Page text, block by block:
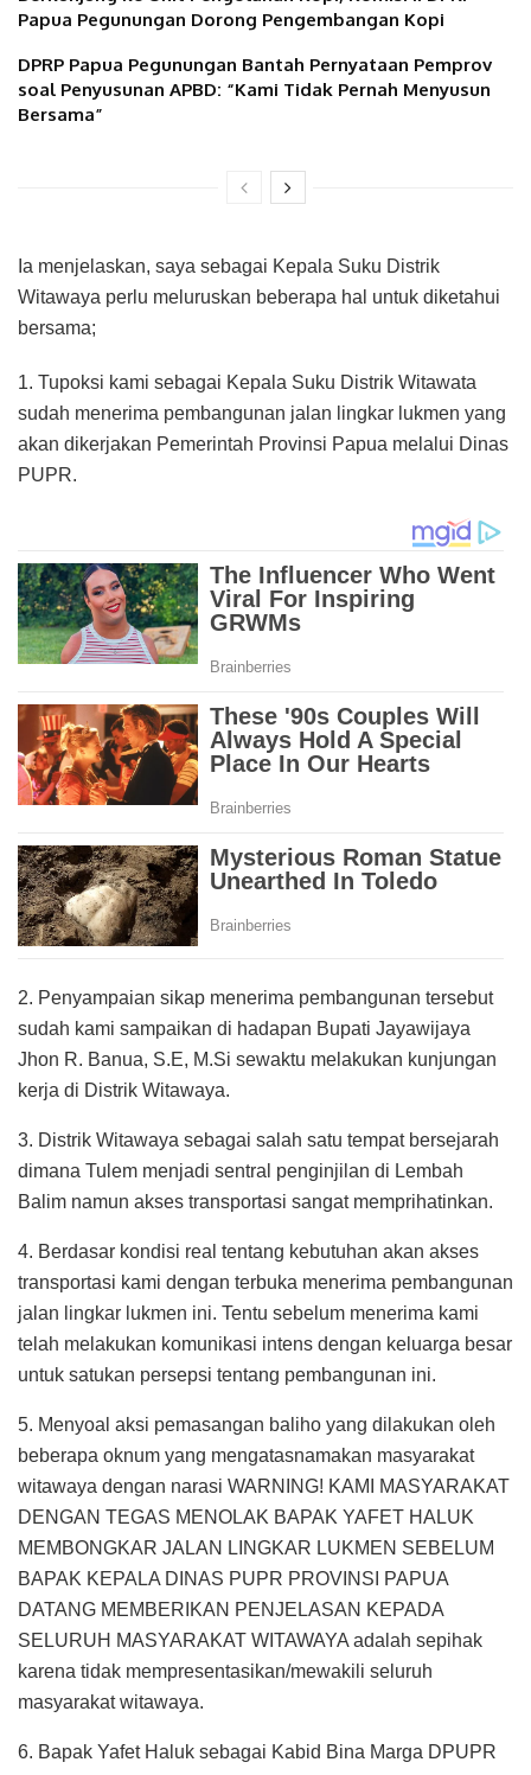
Papua Pegunungan Dorong Pengembangan Kopi
DPRP Papua Pegunungan Bantah Pernyataan Pemprov
soal Penyusunan APBD: “Kami Tidak Pernah Menyusun
Bersama”
Ia menjelaskan, saya sebagai Kepala Suku Distrik
Witawaya perlu meluruskan beberapa hal untuk diketahui
bersama;
1. Tupoksi kami sebagai Kepala Suku Distrik Witawata
sudah menerima pembangunan jalan lingkar lukmen yang
akan dikerjakan Pemerintah Provinsi Papua melalui Dinas
PUPR.
2. Penyampaian sikap menerima pembangunan tersebut
sudah kami sampaikan di hadapan Bupati Jayawijaya
Jhon R. Banua, S.E, M.Si sewaktu melakukan kunjungan
kerja di Distrik Witawaya.
3. Distrik Witawaya sebagai salah satu tempat bersejarah
dimana Tulem menjadi sentral penginjilan di Lembah
Balim namun akses transportasi sangat memprihatinkan.
4. Berdasar kondisi real tentang kebutuhan akan akses
transportasi kami dengan terbuka menerima pembangunan
jalan lingkar lukmen ini. Tentu sebelum menerima kami
telah melakukan komunikasi intens dengan keluarga besar
untuk satukan persepsi tentang pembangunan ini.
5. Menyoal aksi pemasangan baliho yang dilakukan oleh
beberapa oknum yang mengatasnamakan masyarakat
witawaya dengan narasi WARNING! KAMI MASYARAKAT
DENGAN TEGAS MENOLAK BAPAK YAFET HALUK
MEMBONGKAR JALAN LINGKAR LUKMEN SEBELUM
BAPAK KEPALA DINAS PUPR PROVINSI PAPUA
DATANG MEMBERIKAN PENJELASAN KEPADA
SELURUH MASYARAKAT WITAWAYA adalah sepihak
karena tidak mempresentasikan/mewakili seluruh
masyarakat witawaya.
6. Bapak Yafet Haluk sebagai Kabid Bina Marga DPUPR